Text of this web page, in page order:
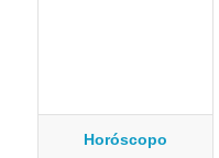
Horóscopo